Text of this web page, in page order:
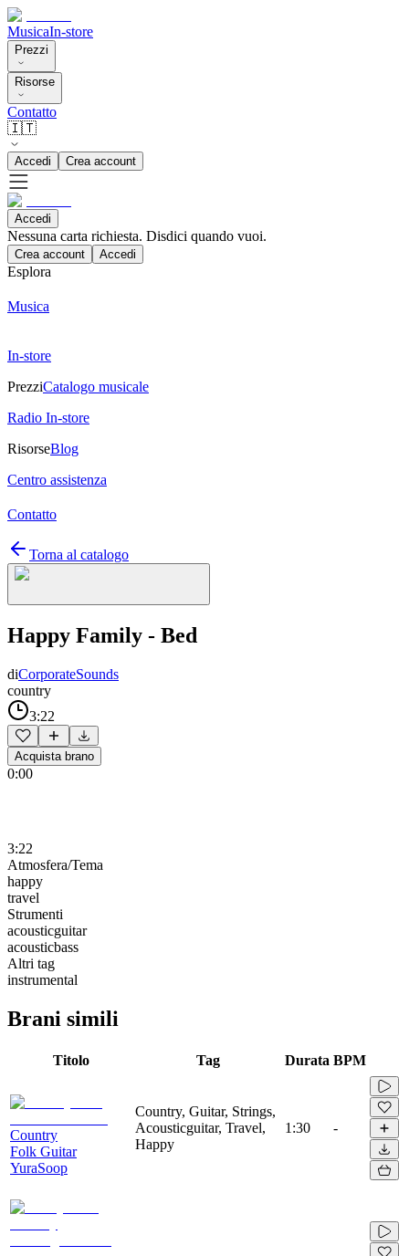
MusicaIn-store
Prezzi
Risorse
Contatto
🇮🇹
Accedi Crea account
Accedi
Nessuna carta richiesta. Disdici quando vuoi.
Crea account Accedi
Esplora
Musica
In-store
PrezziCatalogo musicale
Radio In-store
RisorseBlog
Centro assistenza
Contatto
Torna al catalogo
Happy Family - Bed
diCorporateSounds
country
3:22
Acquista brano
0:00
3:22
Atmosfera/Tema
happy
travel
Strumenti
acousticguitar
acousticbass
Altri tag
instrumental
Brani simili
Titolo Tag Durata BPM
Country
Folk Guitar
YuraSoop
Country, Guitar, Strings,
Acousticguitar, Travel,
Happy
1:30 -